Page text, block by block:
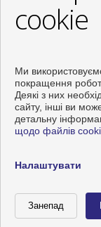
Від
cookie
Ми
покращення
Деякі з них
сайту, інші ви
детальну
щодо файлів
Налаштувати